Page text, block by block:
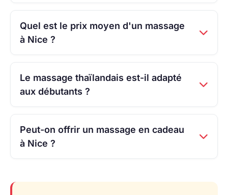
Quel est le prix moyen d'un massage
à Nice ?
Le massage thaïlandais est-il adapté
aux débutants ?
Peut-on offrir un massage en cadeau
à Nice ?